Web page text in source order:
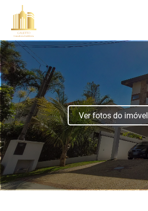
Ver fotos do imóvel